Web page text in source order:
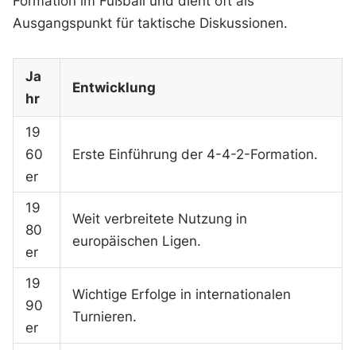
Ausgangspunkt für taktische Diskussionen.
Ja
hr
Entwicklung
19
60
er
Erste Einführung der 4-4-2-Formation.
19
80
er
Weit verbreitete Nutzung in
europäischen Ligen.
19
90
er
Wichtige Erfolge in internationalen
Turnieren.